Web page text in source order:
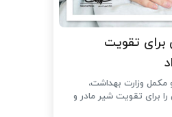
برای تقویت
مکمل وزارت بهداشت،
برای تقویت شیر مادر و